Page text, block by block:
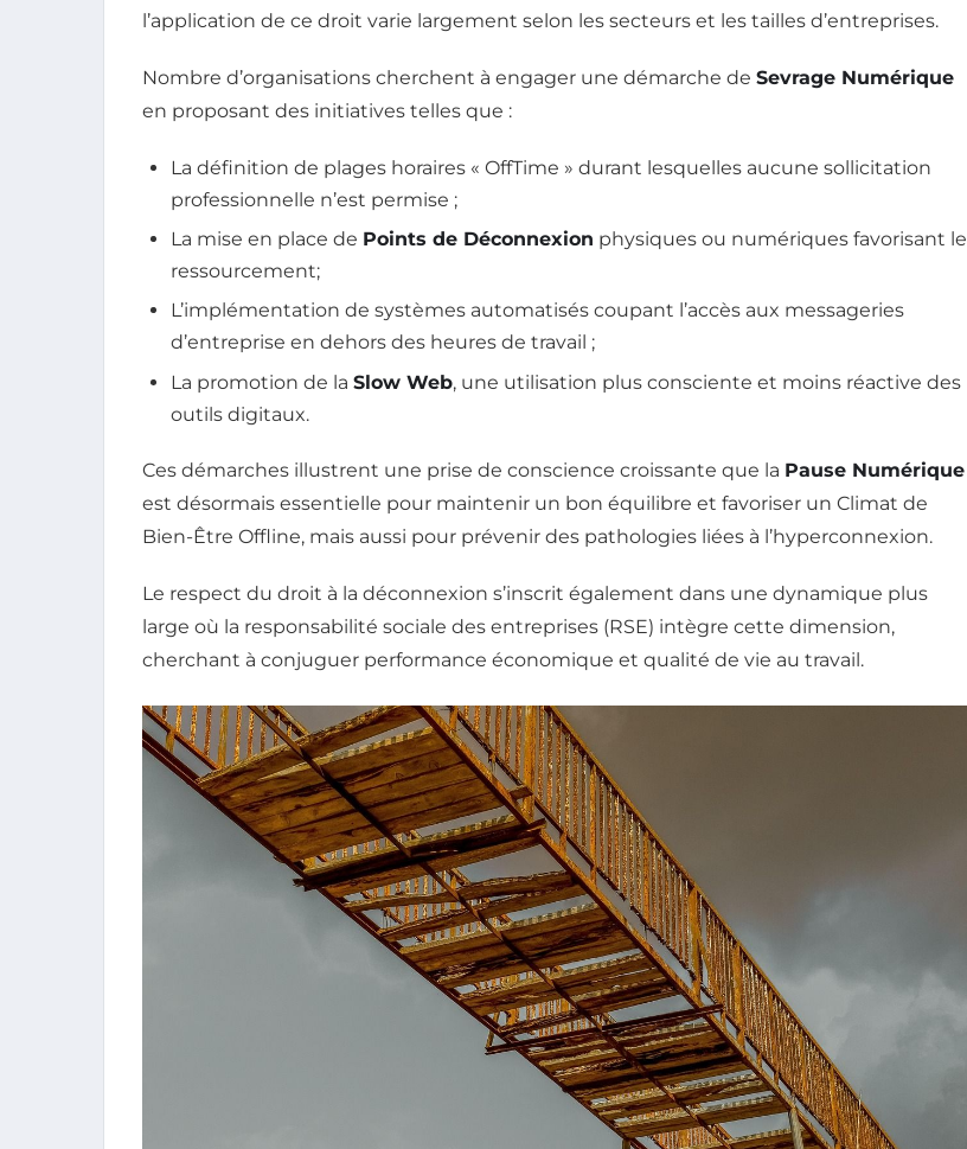
l’application de ce droit varie largement selon les secteurs et les tailles d’entreprises.
Nombre d’organisations cherchent à engager une démarche de Sevrage Numérique
en proposant des initiatives telles que :
La définition de plages horaires « OffTime » durant lesquelles aucune sollicitation
professionnelle n’est permise ;
La mise en place de Points de Déconnexion physiques ou numériques favorisant le
ressourcement;
L’implémentation de systèmes automatisés coupant l’accès aux messageries
d’entreprise en dehors des heures de travail ;
La promotion de la Slow Web, une utilisation plus consciente et moins réactive des
outils digitaux.
Ces démarches illustrent une prise de conscience croissante que la Pause Numérique
est désormais essentielle pour maintenir un bon équilibre et favoriser un Climat de
Bien-Être Offline, mais aussi pour prévenir des pathologies liées à l’hyperconnexion.
Le respect du droit à la déconnexion s’inscrit également dans une dynamique plus
large où la responsabilité sociale des entreprises (RSE) intègre cette dimension,
cherchant à conjuguer performance économique et qualité de vie au travail.